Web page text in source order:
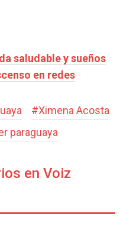
saludable y sueños
en redes
#Ximena Acosta
paraguaya
en Voiz